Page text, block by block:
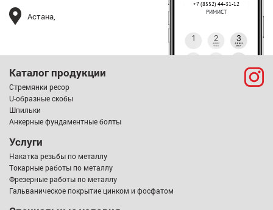
+7 (8552) 44-31-12
РИМИСТ
Астана,
Каталог продукции
Стремянки ресор
U-образные скобы
Шпильки
Анкерные фундаментные болты
Услуги
Накатка резьбы по металлу
Токарные работы по металлу
Фрезерные работы по металлу
Гальваническое покрытие цинком и фосфатом